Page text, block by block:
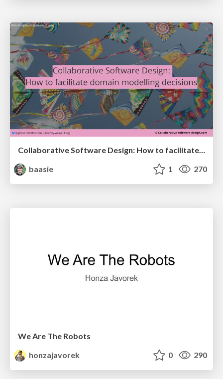
Collaborative Software Design: How to facilitate domain modelling decisions
baasie
1 270
We Are The Robots
honzajavorek
0 290